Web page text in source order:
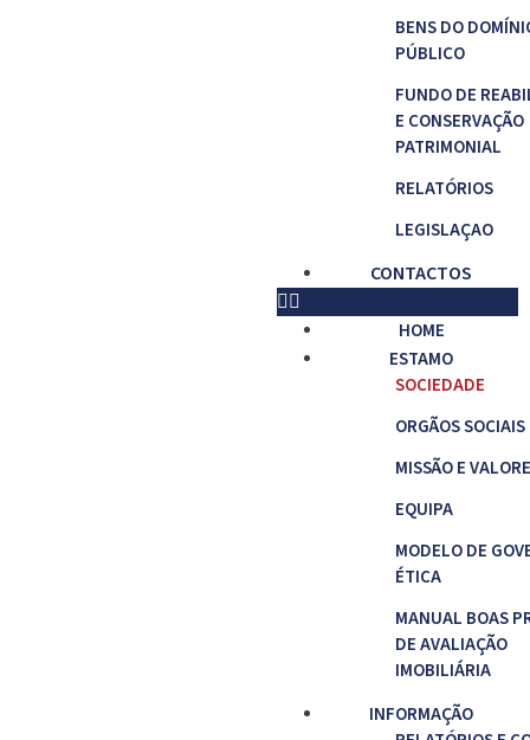
BENS DO
PÚBLICO
FUNDO DE
E CONSERVAÇÃO
PATRIMONIAL
RELATÓRIOS
LEGISLAÇAO
CONTACTOS
HOME
ESTAMO
SOCIEDADE
ORGÃOS SOCIAIS
MISSÃO E
EQUIPA
MODELO DE
ÉTICA
MANUAL BOAS
DE AVALIAÇÃO
IMOBILIÁRIA
INFORMAÇÃO